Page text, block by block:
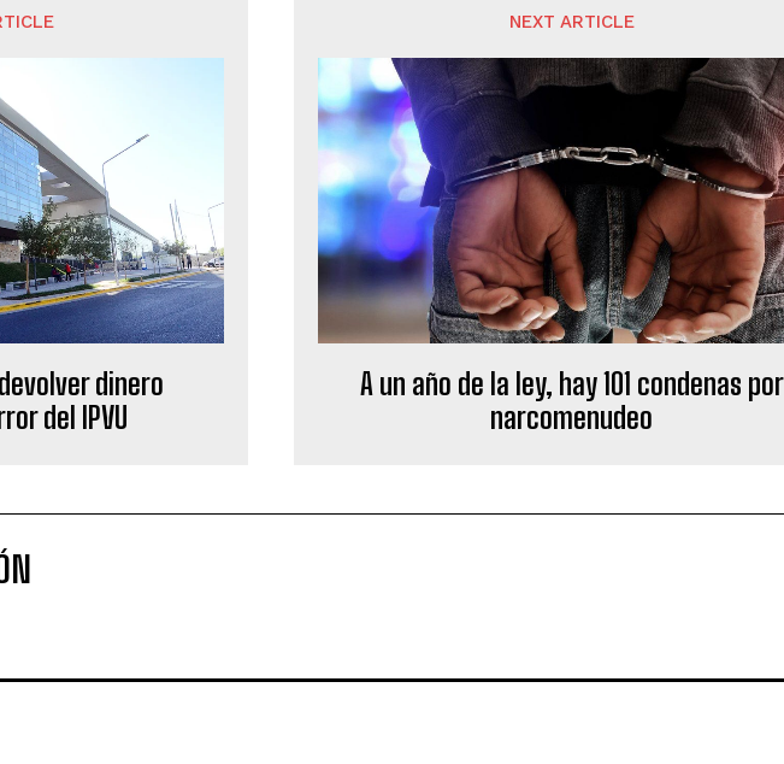
dinero
del IPVU
NEXT ARTICLE
A un año de la ley, hay 101 condenas por
narcomenudeo